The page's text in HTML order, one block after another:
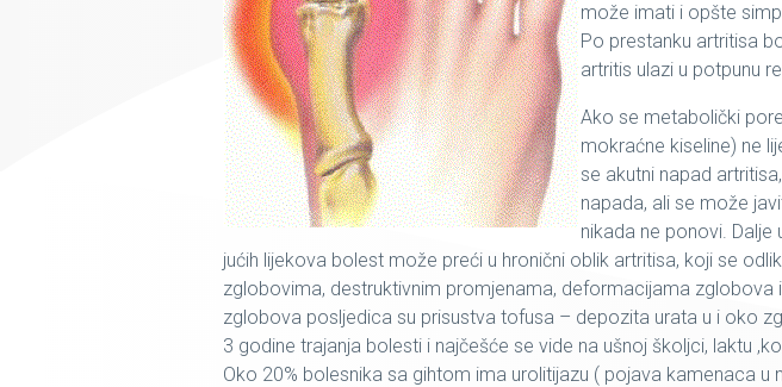
može imati i opšte
Po prestanku artritisa
artritis ulazi u potpunu
Ako se metabolički
mokraćne kiseline) ne
se akutni napad
napada, ali se može
nikada ne ponovi.
jućih lijekova bolest može preći u hronični oblik artritisa, koji se
zglobovima, destruktivnim promjenama, deformacijama zglobova
zglobova posljedica su prisustva tofusa – depozita urata u i oko
3 godine trajanja bolesti i najčešće se vide na ušnoj školjci, laktu
Oko 20% bolesnika sa gihtom ima urolitijazu ( pojava kamenaca u